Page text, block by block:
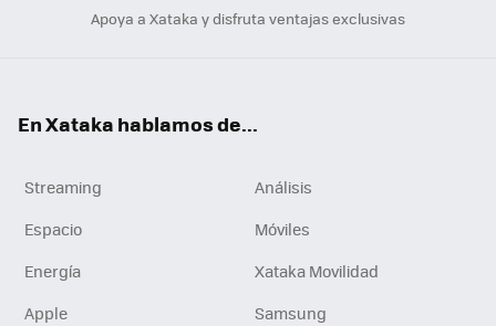
Apoya a Xataka y disfruta ventajas exclusivas
En Xataka hablamos de...
Streaming
Análisis
Espacio
Móviles
Energía
Xataka Movilidad
Apple
Samsung